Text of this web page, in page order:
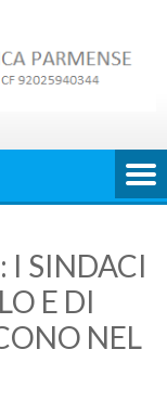
I SINDACI
E DI
NEL